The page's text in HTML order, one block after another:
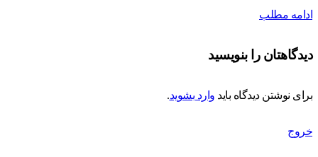
ادامه مطلب
دیدگاهتان را بنویسید
برای نوشتن دیدگاه باید وارد بشوید.
خروج